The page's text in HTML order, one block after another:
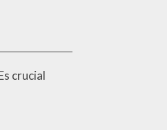
crucial